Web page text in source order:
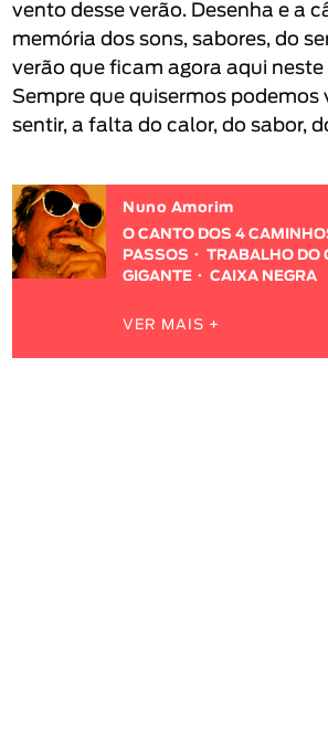
vento desse verão. Desenha e a
memória dos sons, sabores, do
verão que ficam agora aqui
Sempre que quisermos
sentir, a falta do calor, do sabor,
Nuno Amorim
O CANTO DOS 4
PASSOS
TRABALHO DO
GIGANTE
CAIXA NEGRA
VER MAIS +